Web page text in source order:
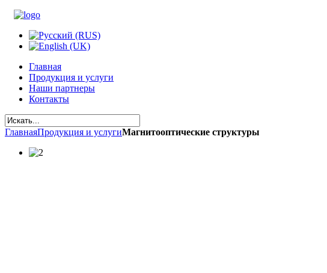
Главная
Продукция и услуги
Наши партнеры
Контакты
ГлавнаяПродукция и услугиМагнитооптические структуры